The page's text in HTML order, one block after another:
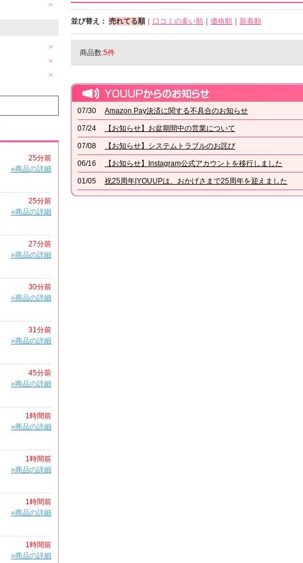
25分前
»商品の詳細
25分前
»商品の詳細
27分前
»商品の詳細
30分前
»商品の詳細
31分前
»商品の詳細
45分前
»商品の詳細
1時間前
»商品の詳細
1時間前
»商品の詳細
1時間前
»商品の詳細
1時間前
»商品の詳細
並び替え： 売れてる順 口コミの多い順 価格順 新着順
商品数:5件
07/30 Amazon Pay決済に関する不具合のお知らせ
07/24 【お知らせ】お盆期間中の営業について
07/08 【お知らせ】システムトラブルのお詫び
06/16 【お知らせ】Instagram公式アカウントを移行しました
01/05 祝25周年|YOUUPは、おかげさまで25周年を迎えました